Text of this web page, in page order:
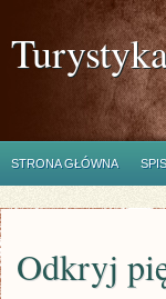
STRONA GŁÓWNA
Odkryj